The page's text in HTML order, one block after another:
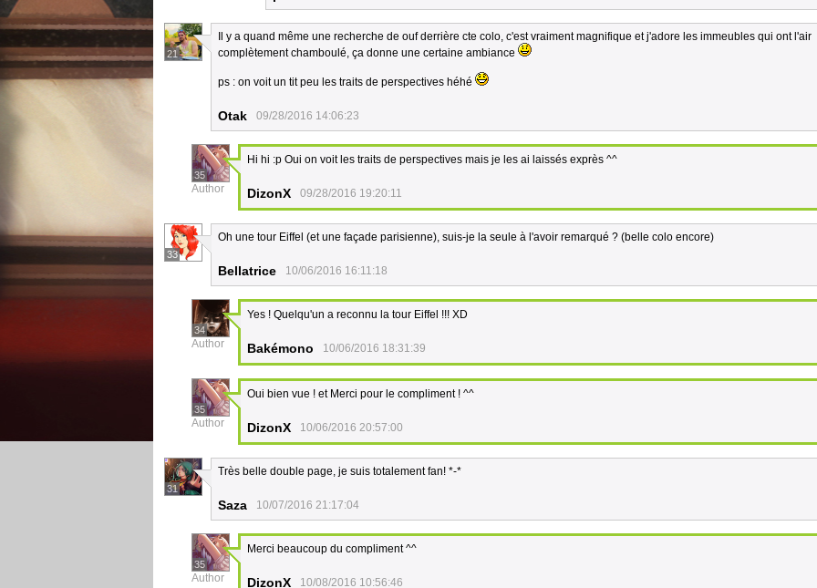
21
Il y a quand même une recherche de ouf derrière cte colo, c'est vraiment magnifique et j'adore les immeubles qui ont l'air
complètement chamboulé, ça donne une certaine ambiance
ps : on voit un tit peu les traits de perspectives héhé
Otak 09/28/2016 14:06:23
35
Author
Hi hi :p Oui on voit les traits de perspectives mais je les ai laissés exprès ^^
DizonX 09/28/2016 19:20:11
33
Oh une tour Eiffel (et une façade parisienne), suis-je la seule à l'avoir remarqué ? (belle colo encore)
Bellatrice 10/06/2016 16:11:18
34
Author
Yes ! Quelqu'un a reconnu la tour Eiffel !!! XD
Bakémono 10/06/2016 18:31:39
35
Author
Oui bien vue ! et Merci pour le compliment ! ^^
DizonX 10/06/2016 20:57:00
31
Très belle double page, je suis totalement fan! *-*
Saza 10/07/2016 21:17:04
35
Author
Merci beaucoup du compliment ^^
DizonX 10/08/2016 10:56:46